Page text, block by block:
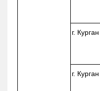
г. Курган
г. Курган